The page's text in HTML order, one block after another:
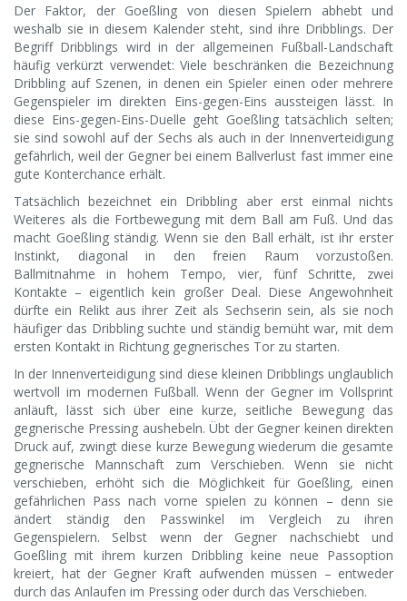
Der Faktor, der Goeßling von diesen Spielern abhebt und
weshalb sie in diesem Kalender steht, sind ihre Dribblings. Der
Begriff Dribblings wird in der allgemeinen Fußball-Landschaft
häufig verkürzt verwendet: Viele beschränken die Bezeichnung
Dribbling auf Szenen, in denen ein Spieler einen oder mehrere
Gegenspieler im direkten Eins-gegen-Eins aussteigen lässt. In
diese Eins-gegen-Eins-Duelle geht Goeßling tatsächlich selten;
sie sind sowohl auf der Sechs als auch in der Innenverteidigung
gefährlich, weil der Gegner bei einem Ballverlust fast immer eine
gute Konterchance erhält.
Tatsächlich bezeichnet ein Dribbling aber erst einmal nichts
Weiteres als die Fortbewegung mit dem Ball am Fuß. Und das
macht Goeßling ständig. Wenn sie den Ball erhält, ist ihr erster
Instinkt, diagonal in den freien Raum vorzustoßen.
Ballmitnahme in hohem Tempo, vier, fünf Schritte, zwei
Kontakte – eigentlich kein großer Deal. Diese Angewohnheit
dürfte ein Relikt aus ihrer Zeit als Sechserin sein, als sie noch
häufiger das Dribbling suchte und ständig bemüht war, mit dem
ersten Kontakt in Richtung gegnerisches Tor zu starten.
In der Innenverteidigung sind diese kleinen Dribblings unglaublich
wertvoll im modernen Fußball. Wenn der Gegner im Vollsprint
anläuft, lässt sich über eine kurze, seitliche Bewegung das
gegnerische Pressing aushebeln. Übt der Gegner keinen direkten
Druck auf, zwingt diese kurze Bewegung wiederum die gesamte
gegnerische Mannschaft zum Verschieben. Wenn sie nicht
verschieben, erhöht sich die Möglichkeit für Goeßling, einen
gefährlichen Pass nach vorne spielen zu können – denn sie
ändert ständig den Passwinkel im Vergleich zu ihren
Gegenspielern. Selbst wenn der Gegner nachschiebt und
Goeßling mit ihrem kurzen Dribbling keine neue Passoption
kreiert, hat der Gegner Kraft aufwenden müssen – entweder
durch das Anlaufen im Pressing oder durch das Verschieben.